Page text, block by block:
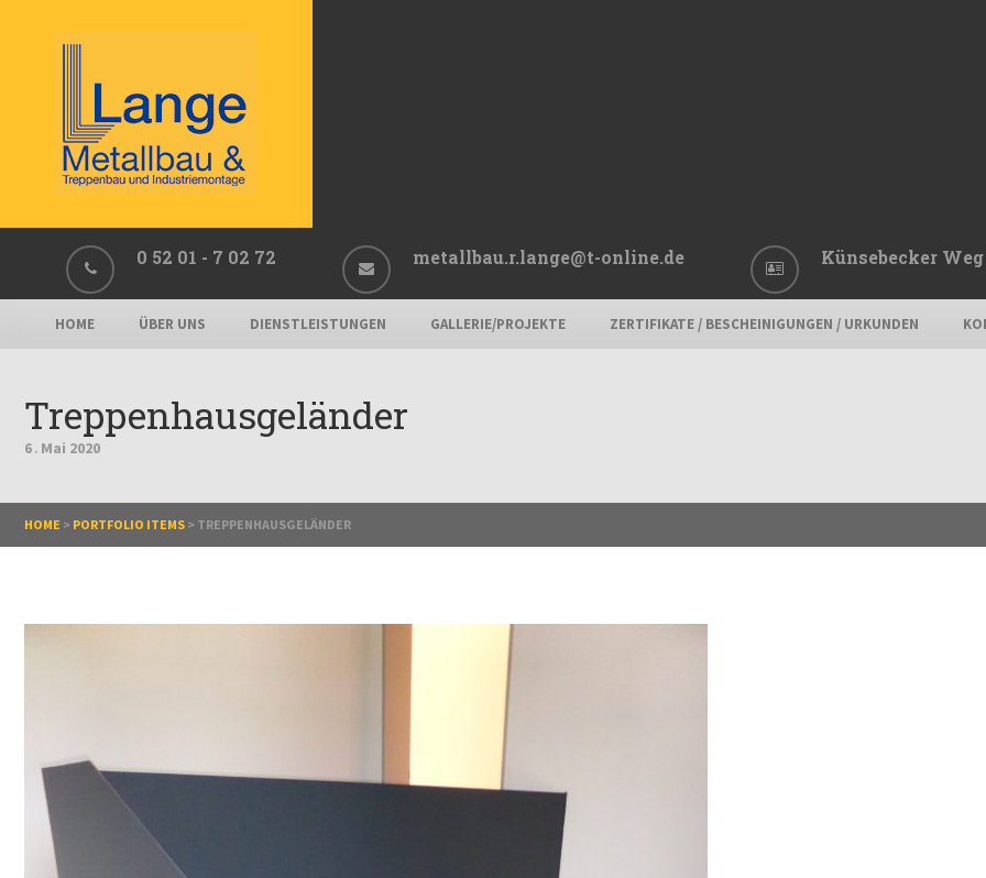
0 52 01 - 7 02 72 metallbau.r.lange@t-online.de Künsebecker
HOME ÜBER UNS DIENSTLEISTUNGEN GALLERIE/PROJEKTE ZERTIFIKATE / BESCHEINIGUNGEN / URKUNDEN
Treppenhausgeländer
6 . Mai 2020
HOME > PORTFOLIO ITEMS > TREPPENHAUSGELÄNDER